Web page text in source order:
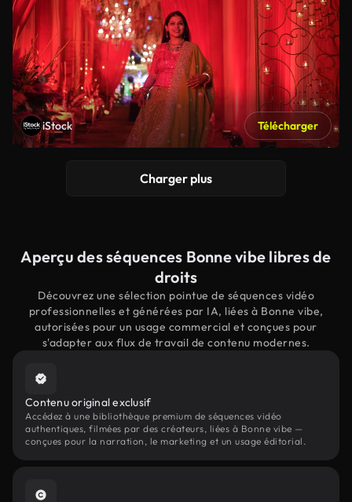
iStock Télécharger
Charger plus
Aperçu des séquences Bonne vibe libres de
droits
Découvrez une sélection pointue de séquences vidéo
professionnelles et générées par IA, liées à Bonne vibe,
autorisées pour un usage commercial et conçues pour
s'adapter aux flux de travail de contenu modernes.
Contenu original exclusif
Accédez à une bibliothèque premium de séquences vidéo
authentiques, filmées par des créateurs, liées à Bonne vibe —
conçues pour la narration, le marketing et un usage éditorial.